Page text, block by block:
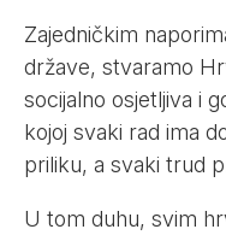
Zajedničkim
države, stvaramo
socijalno osjetljiva i
kojoj svaki rad ima
priliku, a svaki trud
U tom duhu, svim